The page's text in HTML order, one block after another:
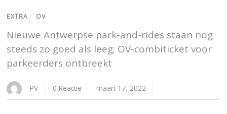
EXTRA / OV
Nieuwe Antwerpse park-and-rides staan nog
steeds zo goed als leeg; OV-combiticket voor
parkeerders ontbreekt
PV 0 Reactie maart 17, 2022